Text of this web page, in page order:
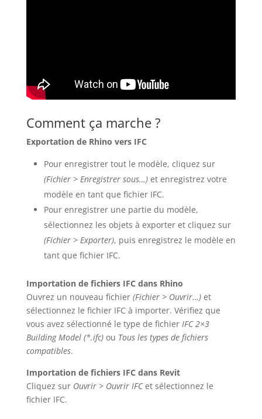
Comment ça marche ?
Exportation de Rhino vers IFC
Pour enregistrer tout le modèle, cliquez sur
(Fichier > Enregistrer sous…)et enregistrez votre
modèle en tant que fichier IFC.
Pour enregistrer une partie du modèle,
sélectionnez les objets à exporter et cliquez sur
(Fichier > Exporter), puis enregistrez le modèle en
tant que fichier IFC.
Importation de fichiers IFC dans Rhino
Ouvrez un nouveau fichier (Fichier > Ouvrir…)et
sélectionnez le fichier IFC à importer. Vérifiez que
vous avez sélectionné le type de fichier IFC 2×3
Building Model (*.ifc)ou Tous les types de fichiers
compatibles.
Importation de fichiers IFC dans Revit
Cliquez sur Ouvrir > Ouvrir IFCet sélectionnez le
fichier IFC.